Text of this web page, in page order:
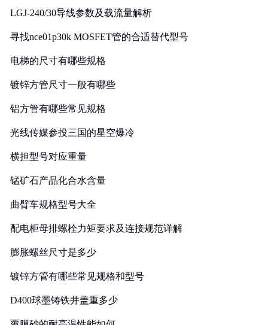
LGJ-240/30导线参数及载流量解析
寻找nce01p30k MOSFET管的合适替代型号
电梯的尺寸有哪些规格
镀锌方管尺寸一般有哪些
铝方管有哪些常见规格
光线传媒参投三国的星空爆冷
横担型号对应重量
锰矿石产品化合水含量
曲臂车规格型号大全
配电柜母排螺栓力矩要求及连接规范详解
膨胀螺丝尺寸是多少
镀锌方管有哪些常见规格和型号
D400球墨铸铁井盖重多少